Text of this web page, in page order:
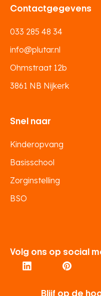
Volg ons op social
Contactgegevens
033 285 48 34
info@plutar.nl
Ohmstraat 12b
3861 NB Nijkerk
Snel naar
Kinderopvang
Basisschool
Zorginstelling
BSO
Blijf op de